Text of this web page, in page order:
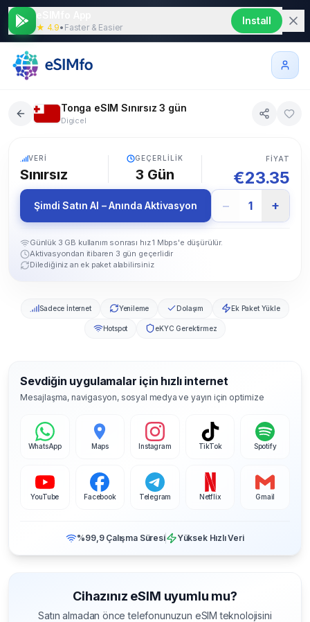
★ 4.9• Faster & Easier
Install
Tonga eSIM Sınırsız 3 gün
Digicel
VERI
Sınırsız
GEÇERLILIK
3 Gün
FIYAT
€23.35
Şimdi Satın Al – Anında Aktivasyon − 1 +
Günlük 3 GB kullanım sonrası hız 1 Mbps'e düşürülür.
Aktivasyondan itibaren 3 gün geçerlidir
Dilediğiniz an ek paket alabilirsiniz
Sadece İnternet Yenileme Dolaşım Ek Paket Yükle
Hotspot eKYC Gerektirmez
Sevdiğin uygulamalar için hızlı internet
Mesajlaşma, navigasyon, sosyal medya ve yayın için optimize
WhatsApp Maps Instagram TikTok Spotify
YouTube Facebook Telegram Netflix Gmail
%99,9 Çalışma Süresi Yüksek Hızlı Veri
Cihazınız eSIM uyumlu mu?
Satın almadan önce telefonunuzun eSIM teknolojisini